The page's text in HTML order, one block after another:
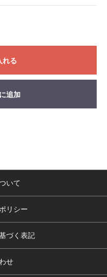
れる
追加
いて
リシー
づく表記
せ